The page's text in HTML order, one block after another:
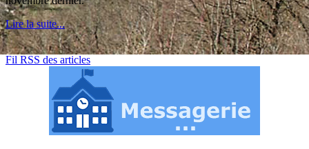
Lire la suite...
Fil RSS des articles